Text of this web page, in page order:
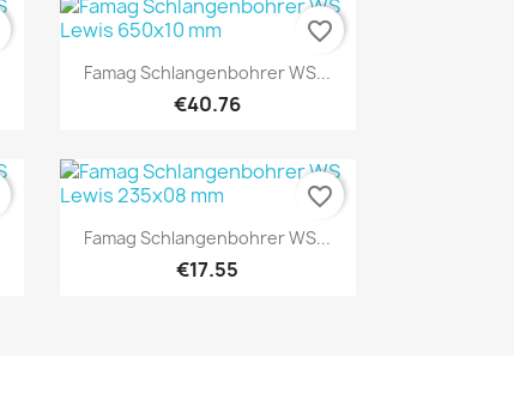
Quick view
Famag Schlangenbohrer WS...
€40.76
favorite_border
Quick view
Famag Schlangenbohrer WS...
€17.55
favorite_border